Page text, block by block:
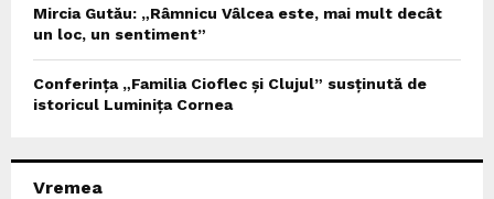
Mircia Gutău: „Râmnicu Vâlcea este, mai mult decât
un loc, un sentiment”
Conferința „Familia Cioflec și Clujul” susținută de
istoricul Luminița Cornea
Vremea